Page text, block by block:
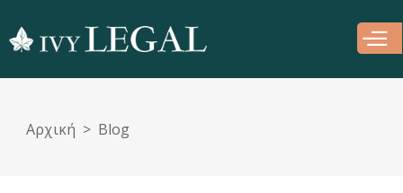
προς το
Αρχική Blog